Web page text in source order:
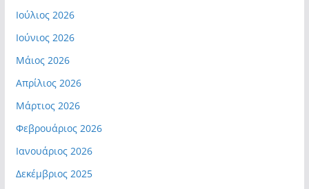
Ιούλιος 2026
Ιούνιος 2026
Μάιος 2026
Απρίλιος 2026
Μάρτιος 2026
Φεβρουάριος 2026
Ιανουάριος 2026
Δεκέμβριος 2025